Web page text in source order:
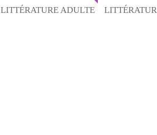
LITTÉRATURE ADULTE